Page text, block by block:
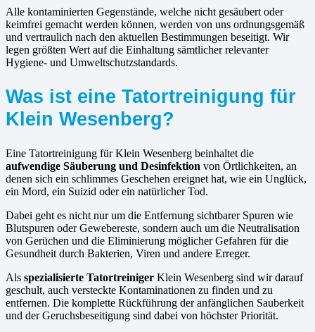
Alle kontaminierten Gegenstände, welche nicht gesäubert oder
keimfrei gemacht werden können, werden von uns ordnungsgemäß
und vertraulich nach den aktuellen Bestimmungen beseitigt. Wir
legen größten Wert auf die Einhaltung sämtlicher relevanter
Hygiene- und Umweltschutzstandards.
Was ist eine Tatortreinigung für
Klein Wesenberg?
Eine Tatortreinigung für Klein Wesenberg beinhaltet die
aufwendige Säuberung und Desinfektion von Örtlichkeiten, an
denen sich ein schlimmes Geschehen ereignet hat, wie ein Unglück,
ein Mord, ein Suizid oder ein natürlicher Tod.
Dabei geht es nicht nur um die Entfernung sichtbarer Spuren wie
Blutspuren oder Gewebereste, sondern auch um die Neutralisation
von Gerüchen und die Eliminierung möglicher Gefahren für die
Gesundheit durch Bakterien, Viren und andere Erreger.
Als spezialisierte Tatortreiniger Klein Wesenberg sind wir darauf
geschult, auch versteckte Kontaminationen zu finden und zu
entfernen. Die komplette Rückführung der anfänglichen Sauberkeit
und der Geruchsbeseitigung sind dabei von höchster Priorität.